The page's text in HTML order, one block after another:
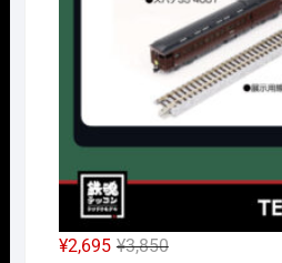
し
た。
で
す。
¥3,850元
¥2,695
現